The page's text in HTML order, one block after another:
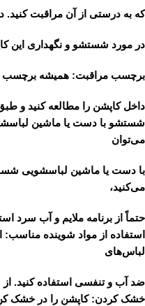
که به درستی از آن مراقبت کنید.
در مورد شستشو و نگهداری این
برچسب مراقبت: همیشه برچسب
داخل کاپشن را مطالعه کنید و
می‌توان
با دست یا ماشین لباسشویی
می‌کنید،
حتماً از برنامه ملایم و آب سرد
استفاده از مواد شوینده
لباس‌های
ضد آب و تنفسی استفاده کنید. از
خشک کردن: کاپشن را در خشک کن